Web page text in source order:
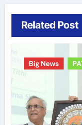
Related Post
Big News